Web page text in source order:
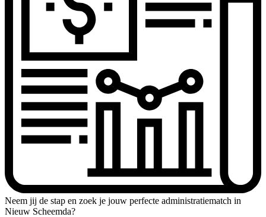
Neem jij de stap en zoek je jouw perfecte administratiematch in
Nieuw Scheemda?